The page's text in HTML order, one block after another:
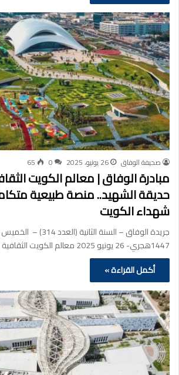
صحيفة الوفاق 26 يونيو، 2025 0
65
حديقة الشهيد.. منصة طبيعية
شهداء الكويت
جريدة الوفاق – السنة الثانية
1447هجري- 26 يونيو 2025 معالم الكويت الثقافية (8) متحف…
أكمل القراءة »